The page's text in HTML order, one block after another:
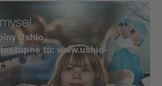
Ushio.
tu: www.ushio-